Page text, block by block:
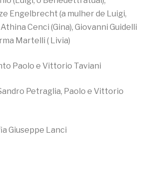
Engelbrecht (a mulher de Luigi,
Cenci (Gina), Giovanni Guidelli
Martelli ( Livia)
Paolo e Vittorio Taviani
Petraglia, Paolo e Vittorio
Giuseppe Lanci